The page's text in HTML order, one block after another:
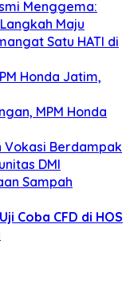
Menggema:
Maju
Satu HATI di
Honda Jatim,
MPM Honda
Vokasi Berdampak
DMI
Sampah
Uji Coba CFD di HOS